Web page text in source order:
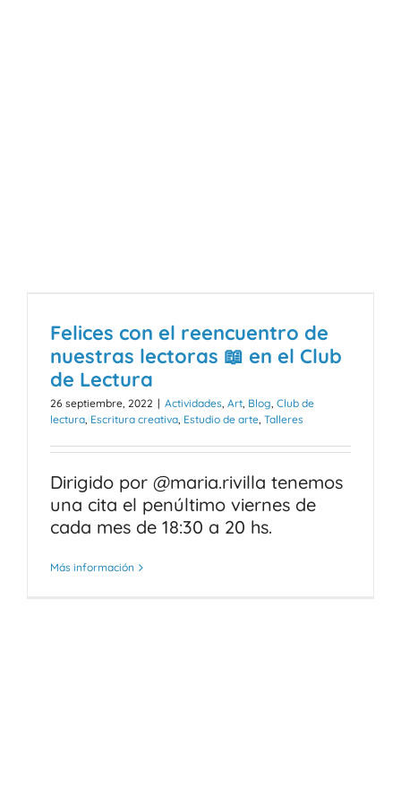
Felices con el reencuentro de
nuestras lectoras 📖 en el Club
de Lectura
26 septiembre, 2022 | Actividades, Art, Blog, Club de
lectura, Escritura creativa, Estudio de arte, Talleres
Dirigido por @maria.rivilla tenemos
una cita el penúltimo viernes de
cada mes de 18:30 a 20 hs.
Más información